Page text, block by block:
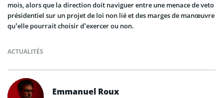
mois, alors que la direction doit naviguer entre une menace de veto
présidentiel sur un projet de loi non lié et des marges de manœuvre
qu’elle pourrait choisir d’exercer ou non.
ACTUALITÉS
Emmanuel Roux